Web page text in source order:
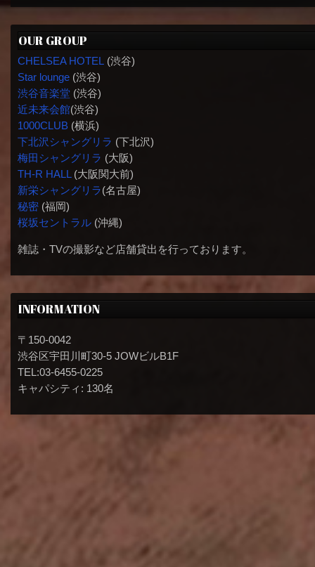
OUR GROUP
CHELSEA HOTEL (渋谷)
Star lounge(渋谷)
渋谷音楽堂(渋谷)
近未来会館(渋谷)
1000CLUB(横浜)
下北沢シャングリラ (下北沢)
梅田シャングリラ (大阪)
TH-R HALL(大阪関大前)
新栄シャングリラ(名古屋)
秘密(福岡)
桜坂セントラル(沖縄)
雑誌・TVの撮影など店舗貸出を行っております。
INFORMATION
〒150-0042
渋谷区宇田川町30-5 JOWビルB1F
TEL:03-6455-0225
キャパシティ: 130名